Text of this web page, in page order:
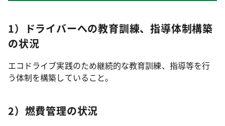
1）ドライバーへの教育訓練、指導体制構築
の状況
エコドライブ実践のため継続的な教育訓練、指導等を行
う体制を構築していること。
2）燃費管理の状況